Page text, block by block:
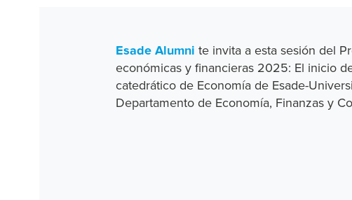
Esade Alumni te invita a esta sesión del
económicas y financieras 2025: El inicio
catedrático de Economía de Esade-
Departamento de Economía, Finanzas y